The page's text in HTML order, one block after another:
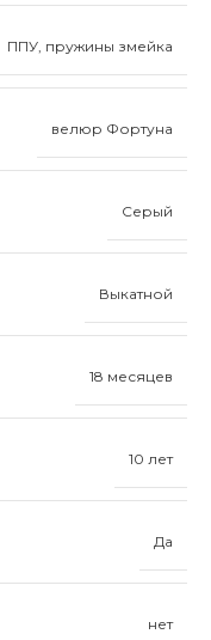
ППУ, пружины змейка
велюр Фортуна
Серый
Выкатной
18 месяцев
10 лет
Да
нет